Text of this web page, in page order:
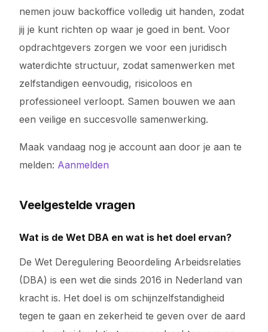
nemen jouw backoffice volledig uit handen, zodat
jij je kunt richten op waar je goed in bent. Voor
opdrachtgevers zorgen we voor een juridisch
waterdichte structuur, zodat samenwerken met
zelfstandigen eenvoudig, risicoloos en
professioneel verloopt. Samen bouwen we aan
een veilige en succesvolle samenwerking.
Maak vandaag nog je account aan door je aan te
melden: Aanmelden
Veelgestelde vragen
Wat is de Wet DBA en wat is het doel ervan?
De Wet Deregulering Beoordeling Arbeidsrelaties
(DBA) is een wet die sinds 2016 in Nederland van
kracht is. Het doel is om schijnzelfstandigheid
tegen te gaan en zekerheid te geven over de aard